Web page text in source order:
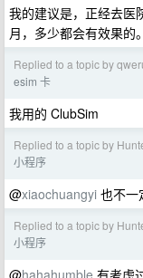
我的建议是，正经去医
月，多少都会有效果的。
Replied to a topic by
esim 卡
我用的 ClubSim
Replied to a topic by
小程序
@xiaochuangyi 也不一
Replied to a topic by
小程序
@hahahumble 有考虑